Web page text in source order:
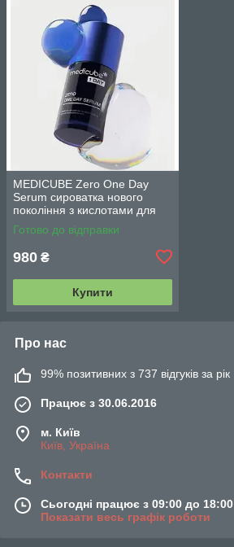
MEDICUBE Zero One Day
Serum сироватка нового
покоління з кислотами для
глибокого очищення пор і
вирівнювання тону шкіри 30
Готово до відправки
980 ₴
Купити
Про нас
99% позитивних з 737 відгуків за рік
Працює з 30.06.2016
м. Київ
Київ, Україна
Контакти
Сьогодні працює з 09:00 до 18:00
Показати весь графік роботи